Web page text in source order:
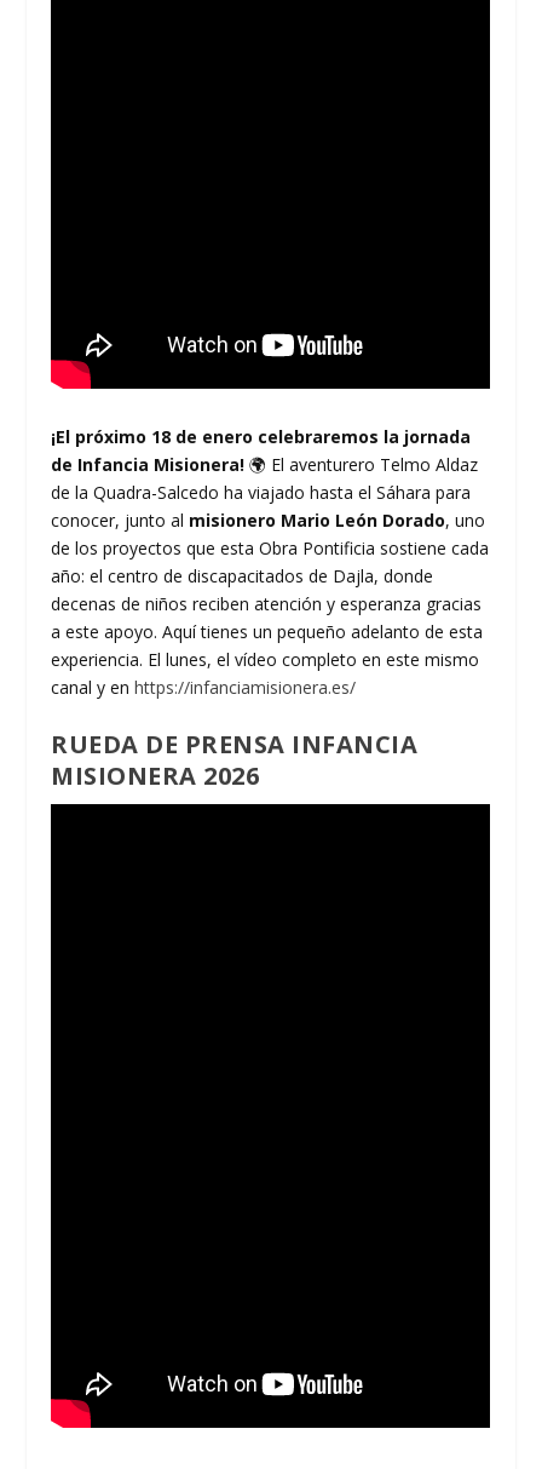
¡El próximo 18 de enero celebraremos la jornada
de Infancia Misionera!🌍 El aventurero Telmo Aldaz
de la Quadra-Salcedo ha viajado hasta el Sáhara para
conocer, junto al misionero Mario León Dorado, uno
de los proyectos que esta Obra Pontificia sostiene cada
año: el centro de discapacitados de Dajla, donde
decenas de niños reciben atención y esperanza gracias
a este apoyo. Aquí tienes un pequeño adelanto de esta
experiencia. El lunes, el vídeo completo en este mismo
canal y enhttps://infanciamisionera.es/
RUEDA DE PRENSA INFANCIA
MISIONERA 2026